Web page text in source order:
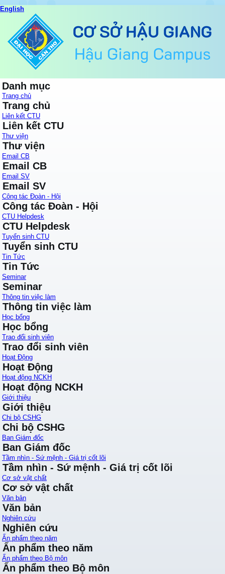
English
Danh mục
Trang chủ
Trang chủ
Liên kết CTU
Liên kết CTU
Thư viện
Thư viện
Email CB
Email CB
Email SV
Email SV
Công tác Đoàn - Hội
Công tác Đoàn - Hội
CTU Helpdesk
CTU Helpdesk
Tuyển sinh CTU
Tuyển sinh CTU
Tin Tức
Tin Tức
Seminar
Seminar
Thông tin việc làm
Thông tin việc làm
Học bổng
Học bổng
Trao đổi sinh viên
Trao đổi sinh viên
Hoạt Động
Hoạt Động
Hoạt động NCKH
Hoạt động NCKH
Giới thiệu
Giới thiệu
Chi bộ CSHG
Chi bộ CSHG
Ban Giám đốc
Ban Giám đốc
Tầm nhìn - Sứ mệnh - Giá trị cốt lõi
Tầm nhìn - Sứ mệnh - Giá trị cốt lõi
Cơ sở vật chất
Cơ sở vật chất
Văn bản
Văn bản
Nghiên cứu
Nghiên cứu
Ấn phẩm theo năm
Ấn phẩm theo năm
Ấn phẩm theo Bộ môn
Ấn phẩm theo Bộ môn